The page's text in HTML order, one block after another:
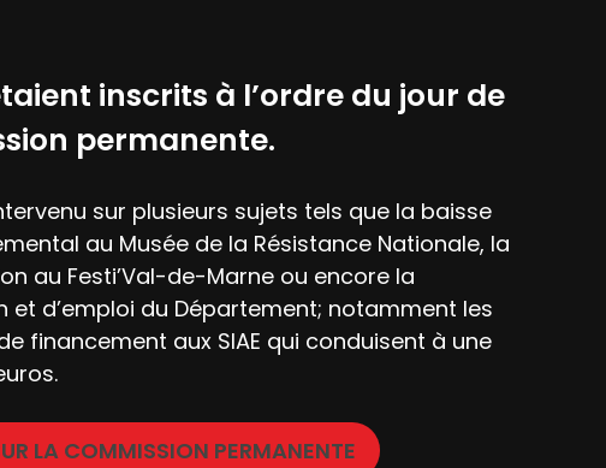
inscrits à l’ordre du jour de
permanente.
sur plusieurs sujets tels que la baisse
au Musée de la Résistance Nationale, la
au Festi’Val-de-Marne ou encore la
et d’emploi du Département; notamment les
financement aux SIAE qui conduisent à une
LA COMMISSION PERMANENTE